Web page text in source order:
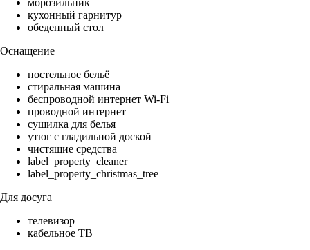
морозильник
кухонный гарнитур
обеденный стол
Оснащение
постельное бельё
стиральная машина
беспроводной интернет Wi-Fi
проводной интернет
сушилка для белья
утюг с гладильной доской
чистящие средства
label_property_cleaner
label_property_christmas_tree
Для досуга
телевизор
кабельное ТВ